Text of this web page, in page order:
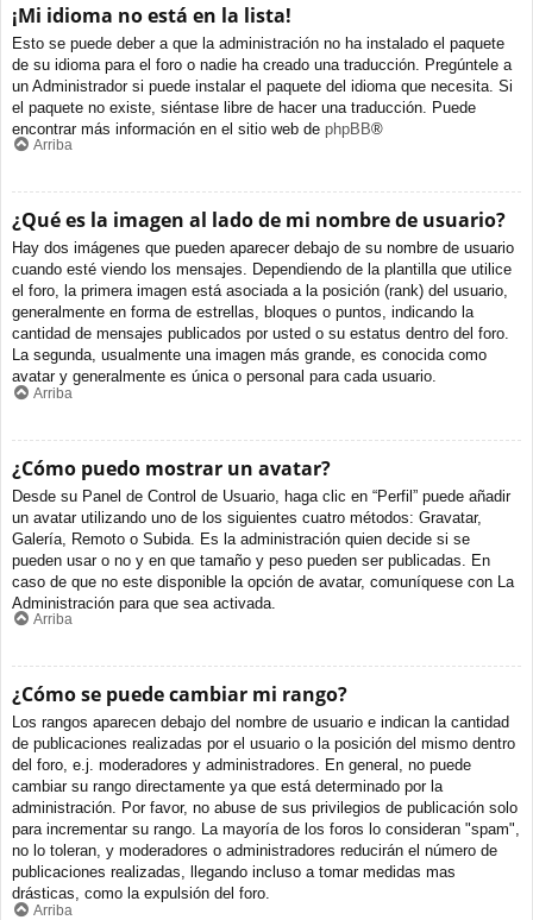
¡Mi idioma no está en la lista!
Esto se puede deber a que la administración no ha instalado el paquete
de su idioma para el foro o nadie ha creado una traducción. Pregúntele a
un Administrador si puede instalar el paquete del idioma que necesita. Si
el paquete no existe, siéntase libre de hacer una traducción. Puede
encontrar más información en el sitio web de phpBB®
Arriba
¿Qué es la imagen al lado de mi nombre de usuario?
Hay dos imágenes que pueden aparecer debajo de su nombre de usuario
cuando esté viendo los mensajes. Dependiendo de la plantilla que utilice
el foro, la primera imagen está asociada a la posición (rank) del usuario,
generalmente en forma de estrellas, bloques o puntos, indicando la
cantidad de mensajes publicados por usted o su estatus dentro del foro.
La segunda, usualmente una imagen más grande, es conocida como
avatar y generalmente es única o personal para cada usuario.
Arriba
¿Cómo puedo mostrar un avatar?
Desde su Panel de Control de Usuario, haga clic en “Perfil” puede añadir
un avatar utilizando uno de los siguientes cuatro métodos: Gravatar,
Galería, Remoto o Subida. Es la administración quien decide si se
pueden usar o no y en que tamaño y peso pueden ser publicadas. En
caso de que no este disponible la opción de avatar, comuníquese con La
Administración para que sea activada.
Arriba
¿Cómo se puede cambiar mi rango?
Los rangos aparecen debajo del nombre de usuario e indican la cantidad
de publicaciones realizadas por el usuario o la posición del mismo dentro
del foro, e.j. moderadores y administradores. En general, no puede
cambiar su rango directamente ya que está determinado por la
administración. Por favor, no abuse de sus privilegios de publicación solo
para incrementar su rango. La mayoría de los foros lo consideran "spam",
no lo toleran, y moderadores o administradores reducirán el número de
publicaciones realizadas, llegando incluso a tomar medidas mas
drásticas, como la expulsión del foro.
Arriba